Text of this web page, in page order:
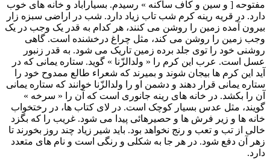
مفتوحه [ و سين و کاف ساکنه » رسيدم. بسيارآباد و خانه های خوب
دارد. در قريه رينه کرم شب تاب زياد دارد. شب در اراضی سبزه زار
بيرون آمده زمين را روشن می کنند، هر کدام به قدر يک وجب در يک
وجب زمين را روشن می کند، مثل چراغ درخشنده است. گاهی
روشنی خود را توی جلد برده زمين تاريک می شود. به قدر زنبور
عسل است. عرب اين کرم را « ولدالزّنا » گويد. ستاره يمانی که در
آيد اين کرم ها بيجان شوند و بميرند که شعراء طالع ممدوح خود را
ستاره يمانی قرار دهند و دشمن او را ولدالزّنا خوانند که ستاره يمانی
آن را بکشد. در خانه های رينه جانوری است که آن را « سرخه »
گويند، مثل عدس بسيار کوچک است. در لای کتاب ها، در رختخواب
خانه ها و زير فرش ها و حصيرهائی پيدا می شود. غريب را که بگزد
خالی از تب و تعب و رنج نخواهد بود. بايد شير زياد چند روز بخورند تا
زهر آن دفع شود. در هر جا به شکلی و رنگی است و نام های متعدد
دارد.